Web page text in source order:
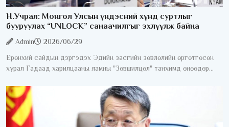
Н.Учрал: Монгол Улсын үндэсний хүнд суртлыг
бууруулах “UNLOCK” санаачилгыг эхлүүлж байна
Admin
2026/06/29
Ерөнхий сайдын дэргэдэх Эдийн засгийн зөвлөлийн өргөтгөсөн
хурал Гадаад харилцааны яамны "Зөвшилцөл" танхимд өнөөдөр